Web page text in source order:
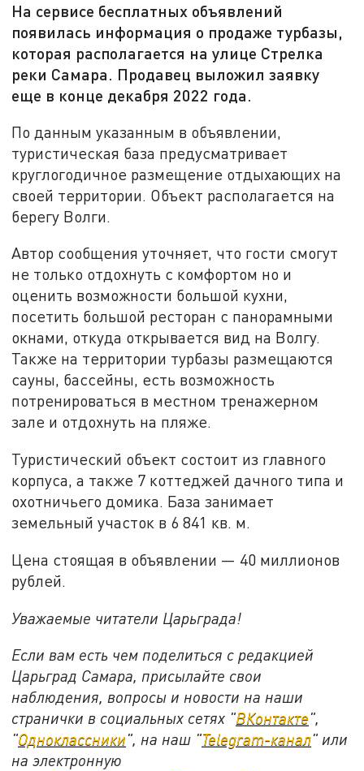
На сервисе бесплатных объявлений
появилась информация о продаже турбазы,
которая располагается на улице Стрелка
реки Самара. Продавец выложил заявку
еще в конце декабря 2022 года.
По данным указанным в объявлении,
туристическая база предусматривает
круглогодичное размещение отдыхающих на
своей территории. Объект располагается на
берегу Волги.
Автор сообщения уточняет, что гости смогут
не только отдохнуть с комфортом но и
оценить возможности большой кухни,
посетить большой ресторан с панорамными
окнами, откуда открывается вид на Волгу.
Также на территории турбазы размещаются
сауны, бассейны, есть возможность
потренироваться в местном тренажерном
зале и отдохнуть на пляже.
Туристический объект состоит из главного
корпуса, а также 7 коттеджей дачного типа и
охотничьего домика. База занимает
земельный участок в 6 841 кв. м.
Цена стоящая в объявлении — 40 миллионов
рублей.
Уважаемые читатели Царьграда!
Если вам есть чем поделиться с редакцией
Царьград Самара, присылайте свои
наблюдения, вопросы и новости на наши
странички в социальных сетях "ВКонтакте",
"Одноклассники", на наш "Telegram-канал" или
на электронную